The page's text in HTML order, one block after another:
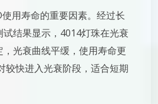
用寿命的重要因素。经过长
结果显示，4014灯珠在光衰
光衰曲线平缓，使用寿命更
较快进入光衰阶段，适合短期